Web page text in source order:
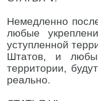
Немедленно
любые
уступленной
Штатов, и
территории,
реально.